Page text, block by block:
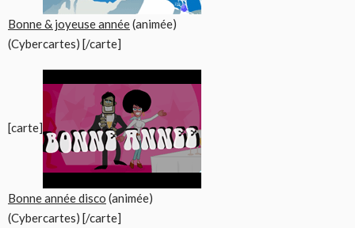
Bonne & joyeuse année(animée)
(Cybercartes) [/carte]
[carte]
Bonne année disco (animée)
(Cybercartes) [/carte]